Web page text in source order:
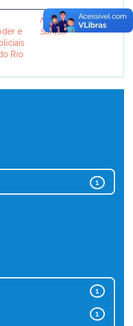
e
Rio
Meza, Ana Paula
Santos
1
1
1